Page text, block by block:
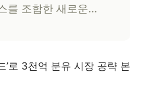
를 조합한 새로운…
’로 3천억 분유 시장 공략 본